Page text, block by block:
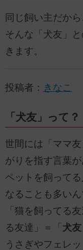
同じ飼い主だか
そんな「犬友」
きます。
投稿者： きなこ
「犬友」って？
世間には「ママ
がりを指す言葉が
ペットを飼って
なることも多いん
「猫を飼ってる
る友達」＝「 犬友
うさぎやフェレッ